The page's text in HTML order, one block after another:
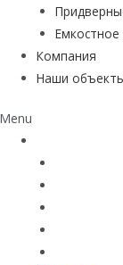
Компания
Наши
Menu